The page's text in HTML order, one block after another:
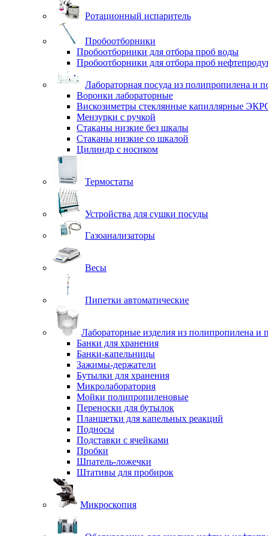
Ротационный испаритель
Пробоотборники
Пробоотборники для отбора проб воды
Пробоотборники для отбора проб
Лабораторная посуда из полипропилена и
Воронки лабораторные
Вискозиметры стеклянные капиллярные
Мензурки с ручкой
Стаканы низкие без шкалы
Стаканы низкие со шкалой
Цилиндр с носиком
Термостаты
Устройства для сушки посуды
Газоанализаторы
Весы
Пипетки автоматические
Лабораторные изделия из полипропилена и
Банки для хранения
Банки-капельницы
Зажимы-держатели
Бутылки для хранения
Микролаборатория
Мойки полипропиленовые
Переноски для бутылок
Планшетки для капельных реакций
Подносы
Подставки с ячейками
Пробки
Шпатель-ложечки
Штативы для пробирок
Микроскопия